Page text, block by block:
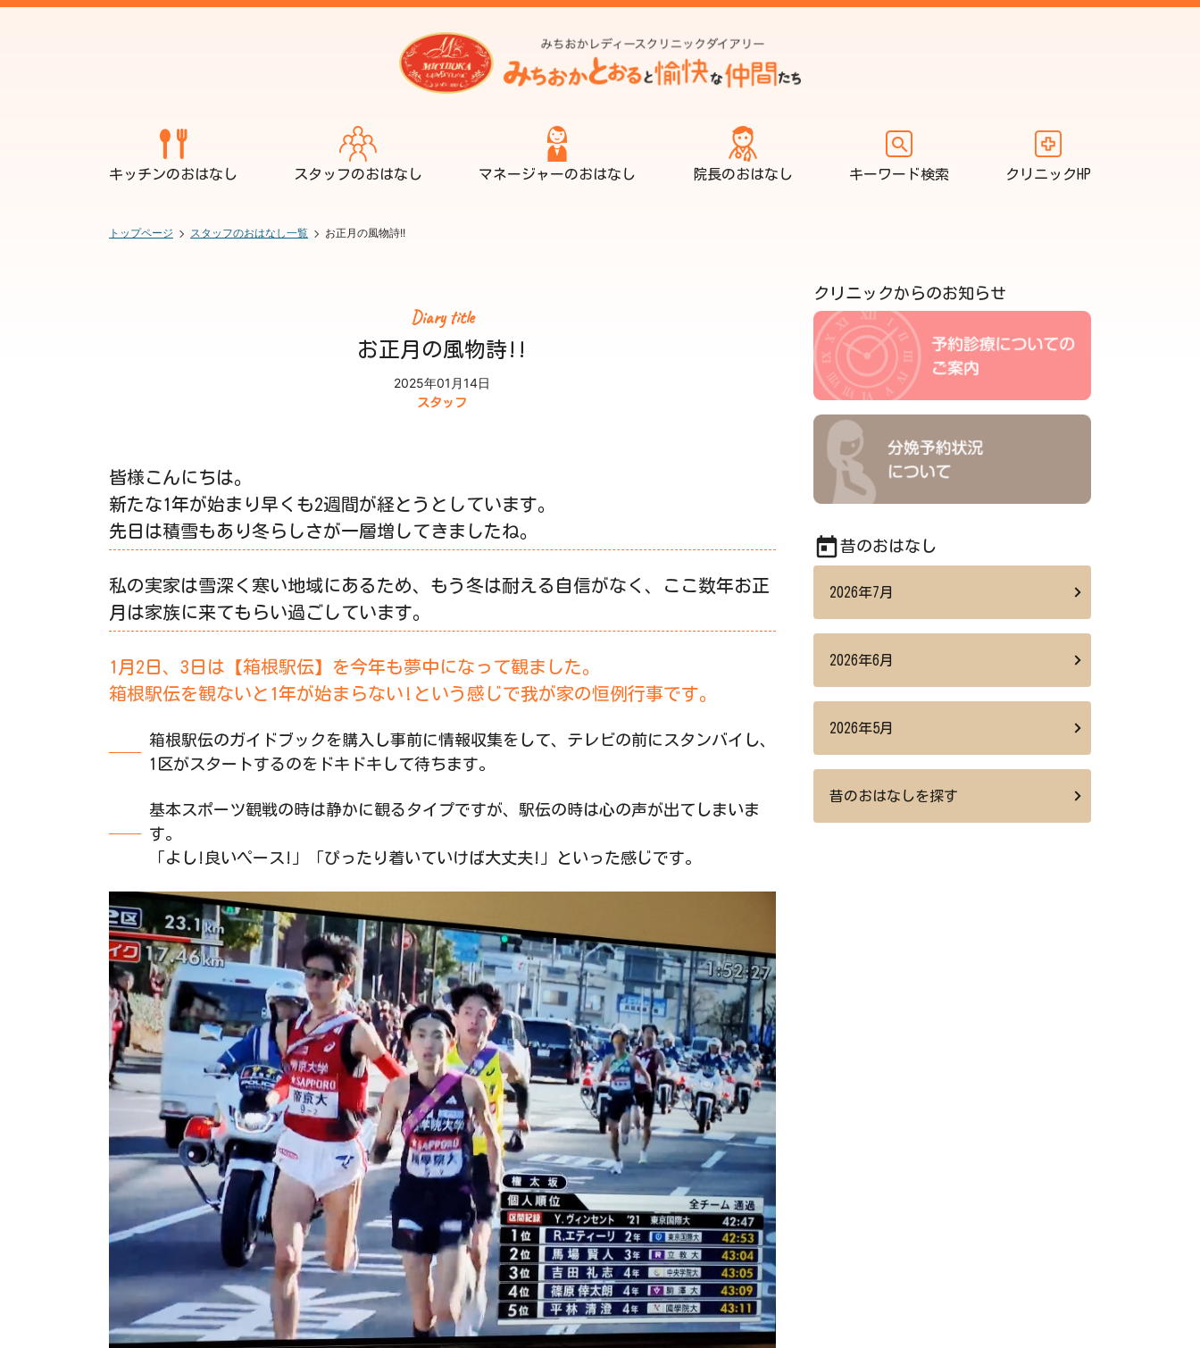
キッチンのおはなし スタッフのおはなし マネージャーのおはなし 院長のおはなし キーワード検索 クリニックHP
トップページ スタッフのおはなし一覧 お正月の風物詩!!
Diary title
お正月の風物詩!!
2025年01月14日
スタッフ
皆様こんにちは。
新たな1年が始まり早くも2週間が経とうとしています。
先日は積雪もあり冬らしさが一層増してきましたね。
私の実家は雪深く寒い地域にあるため、もう冬は耐える自信がなく、ここ数年お正
月は家族に来てもらい過ごしています。
1月2日、3日は【箱根駅伝】を今年も夢中になって観ました。
箱根駅伝を観ないと1年が始まらない!という感じで我が家の恒例行事です。
箱根駅伝のガイドブックを購入し事前に情報収集をして、テレビの前にスタンバイし、
1区がスタートするのをドキドキして待ちます。
基本スポーツ観戦の時は静かに観るタイプですが、駅伝の時は心の声が出てしまいま
す。
「よし!良いペース!」「ぴったり着いていけば大丈夫!」といった感じです。
クリニックからのお知らせ
today昔のおはなし
2026年7月
2026年6月
2026年5月
昔のおはなしを探す